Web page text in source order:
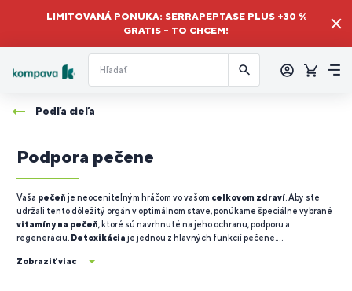
LIMITOVANÁ PONUKA: SERRAPEPTASE PLUS +30 %
GRATIS – TO CHCEM!
sa
Košík
Podľa cieľa
Podpora pečene
Vaša pečeň je neoceniteľným hráčom vo vašom celkovom zdraví . Aby ste
udržali tento dôležitý orgán v optimálnom stave, ponúkame špeciálne vybrané
vitamíny na pečeň, ktoré sú navrhnuté na jeho ochranu, podporu a
regeneráciu. Detoxikácia je jednou z hlavných funkcií pečene.
látky a toxíny z tela
Zobraziť viac